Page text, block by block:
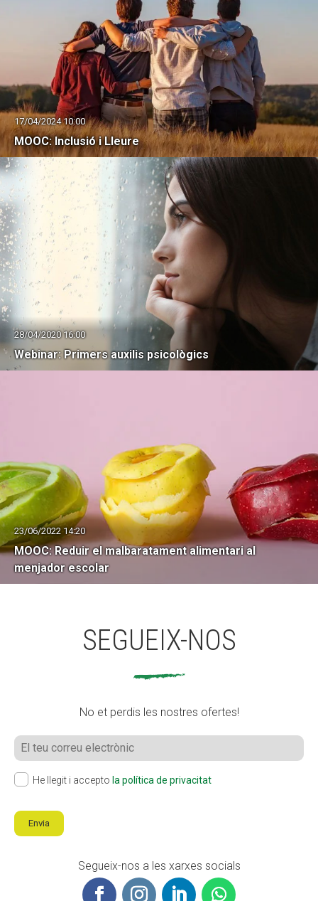
MOOC: Inclusió i Lleure
17/04/2024 10:00
Webinar: Primers auxilis psicològics
28/04/2020 16:00
MOOC: Reduir el malbaratament alimentari al
menjador escolar
23/06/2022 14:20
SEGUEIX-NOS
No et perdis les nostres ofertes!
He llegit i accepto la política de privacitat
Envia
Segueix-nos a les xarxes socials